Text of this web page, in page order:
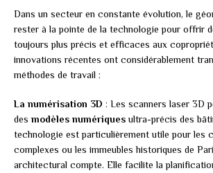
Dans un secteur en constante évolution, le
rester à la pointe de la technologie pour offrir
toujours plus précis et efficaces aux
innovations récentes ont considérablement
méthodes de travail :
La numérisation 3D : Les scanners laser 3D
des modèles numériquesultra-précis des
technologie est particulièrement utile pour les
complexes ou les immeubles historiques de
architectural compte. Elle facilite la